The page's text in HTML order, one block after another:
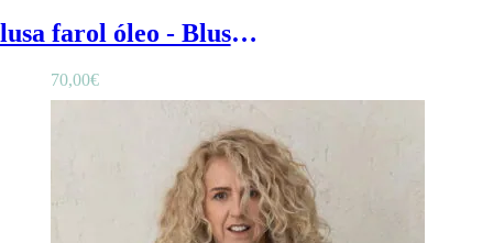
Blusa farol óleo - Blusa mujer de ceremonia con estampado colorido, manga farol y escote triangular
70,00€